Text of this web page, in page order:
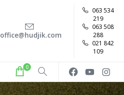
office@hudjik.com
063 534
219
063 508
288
021 842
109
0